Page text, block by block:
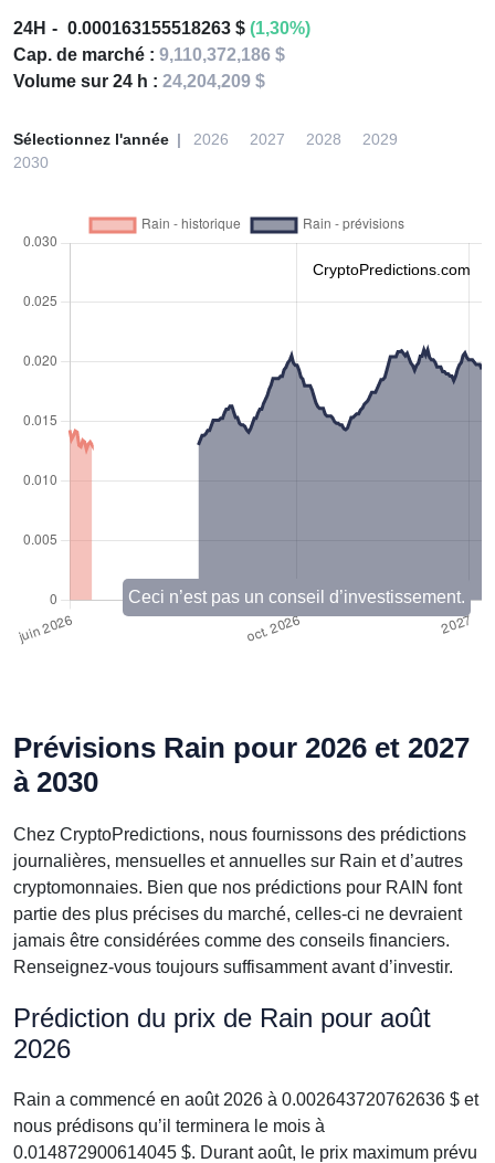
24H 0.000163155518263 $ (1,30%)
Cap. de marché : 9,110,372,186 $
Volume sur 24 h : 24,204,209 $
Sélectionnez l'année 2026 2027 2028
2029
2030
CryptoPredictions.com
Ceci n’est pas un conseil d’investissement.
Prévisions Rain pour 2026 et 2027
à 2030
Chez CryptoPredictions, nous fournissons des prédictions
journalières, mensuelles et annuelles sur Rain et d’autres
cryptomonnaies. Bien que nos prédictions pour RAIN font
partie des plus précises du marché, celles-ci ne devraient
jamais être considérées comme des conseils financiers.
Renseignez-vous toujours suffisamment avant d’investir.
Prédiction du prix de Rain pour août
2026
Rain a commencé en août 2026 à 0.002643720762636 $ et
nous prédisons qu’il terminera le mois à
0.014872900614045 $. Durant août, le prix maximum prévu